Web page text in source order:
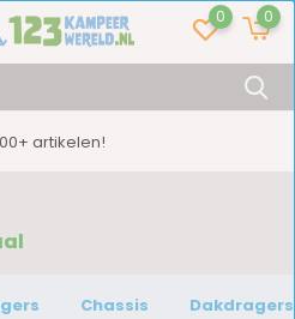
0 0
artikelen!
Chassis Dakdragers